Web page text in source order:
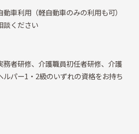
車利用（軽自動車のみの利用も可）
談ください
務者研修、介護職員初任者研修、介護
パー1・2級のいずれの資格をお持ち